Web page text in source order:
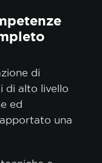
di
di alto livello
ed
una